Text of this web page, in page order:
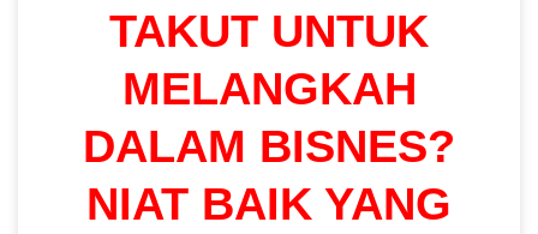
TAKUT UNTUK
MELANGKAH
DALAM BISNES?
NIAT BAIK YANG